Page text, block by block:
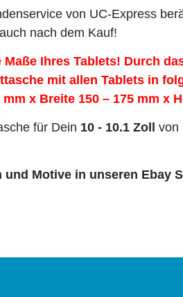
von UC-Express
nach dem Kauf!
Ihres Tablets! Durch
mit allen Tablets in
mm x Breite 150 – 175 mm x
für Dein 10 - 10.1 Zoll
von
und Motive in unseren Ebay